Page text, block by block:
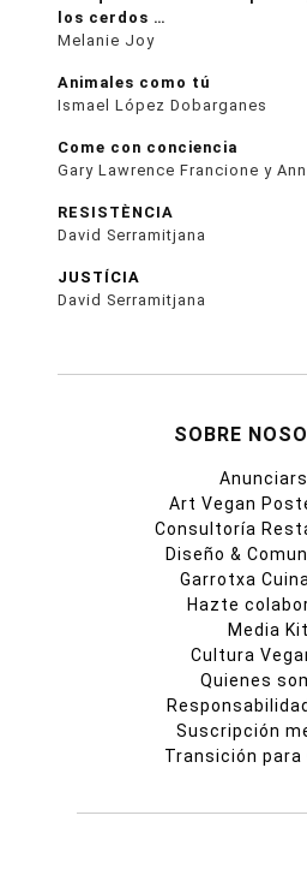
los cerdos …
Melanie Joy
Animales como tú
Ismael López Dobarganes
Come con conciencia
Gary Lawrence Francione y
RESISTÈNCIA
David Serramitjana
JUSTÍCIA
David Serramitjana
SOBRE
Art Vegan
Consultoría
Diseño &
Garrotxa
Hazte
Media Kit
Cultura
Quienes
Suscripción
Transición para